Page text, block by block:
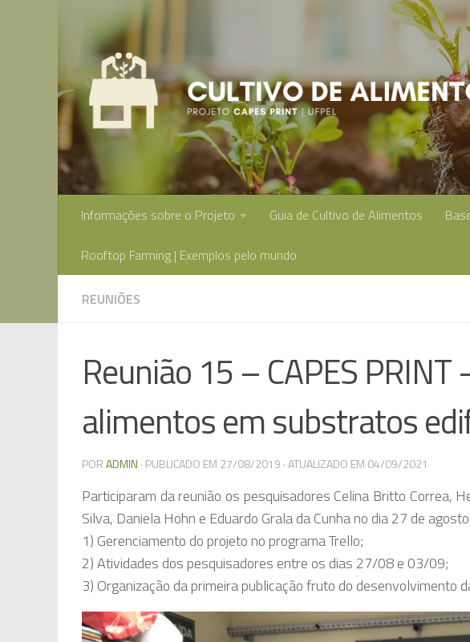
Skip to content
Informações sobre o Projeto Guia de Cultivo de Alimentos
Rooftop Farming | Exemplos pelo mundo
REUNIÕES
Reunião 15 – CAPES
alimentos em substratos
PORADMIN · PUBLICADO EM 27/08/2019 · ATUALIZADO EM 04/09/2021
Participaram da reunião os pesquisadores Celina Britto Correa,
Silva, Daniela Hohn e Eduardo Grala da Cunha no dia 27 de
1) Gerenciamento do projeto no programa Trello;
2) Atividades dos pesquisadores entre os dias 27/08 e 03/09;
3) Organização da primeira publicação fruto do desenvolvimento